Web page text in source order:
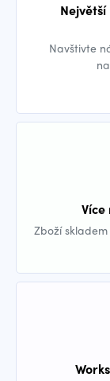
Navštivte
Zboží